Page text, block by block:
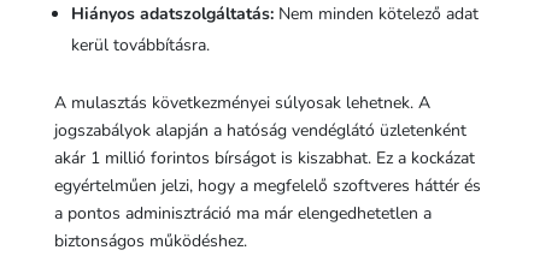
Hiányos adatszolgáltatás:Nem minden kötelező adat
kerül továbbításra.
A mulasztás következményei súlyosak lehetnek. A
jogszabályok alapján a hatóság vendéglátó üzletenként
akár 1 millió forintos bírságot is kiszabhat. Ez a kockázat
egyértelműen jelzi, hogy a megfelelő szoftveres háttér és
a pontos adminisztráció ma már elengedhetetlen a
biztonságos működéshez.